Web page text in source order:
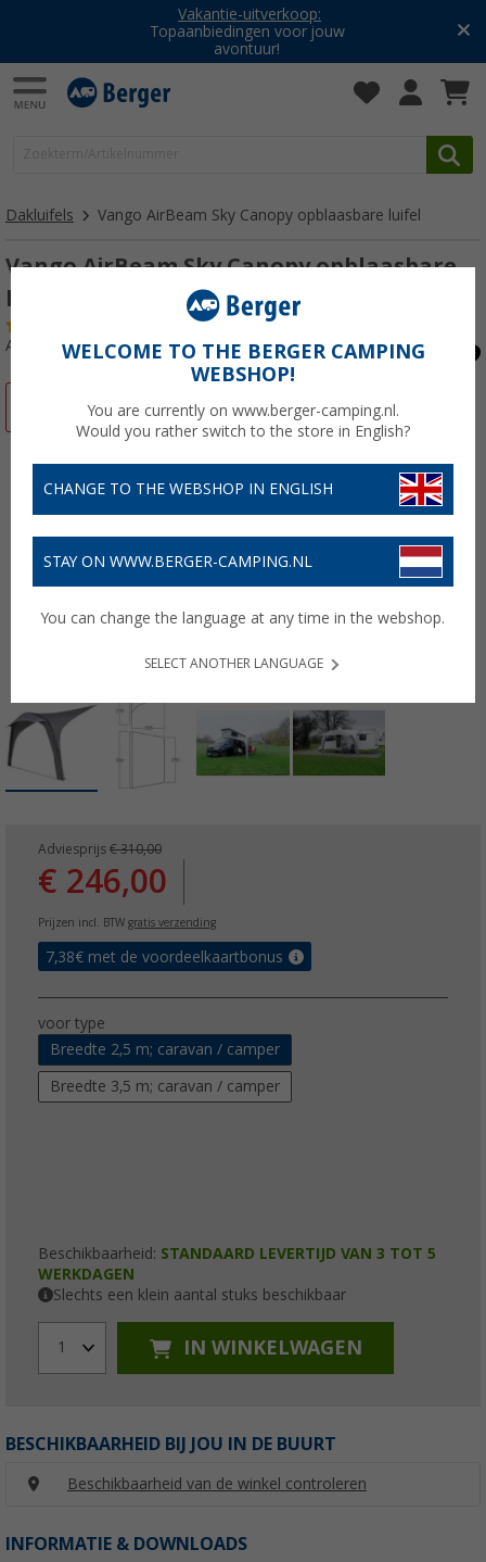
Vakantie-uitverkoop:
Topaanbiedingen voor jouw
avontuur!
Dakluifels Vango AirBeam Sky Canopy opblaasbare luifel
Vango AirBeam Sky Canopy opblaasbare
luifel 2,5 m
Artikelnr: 289480
Adviesprijs € 310,00
€ 246,00
Prijzen incl. BTW gratis verzending
7,38€ met de voordeelkaartbonus
voor type
Breedte 2,5 m; caravan / camper
Breedte 3,5 m; caravan / camper
Beschikbaarheid: STANDAARD LEVERTIJD VAN 3 TOT 5
WERKDAGEN
Slechts een klein aantal stuks beschikbaar
1 IN WINKELWAGEN
BESCHIKBAARHEID BIJ JOU IN DE BUURT
Beschikbaarheid van de winkel controleren
INFORMATIE & DOWNLOADS
WELCOME TO THE BERGER CAMPING
WEBSHOP!
You are currently on www.berger-camping.nl.
Would you rather switch to the store in English?
CHANGE TO THE WEBSHOP IN ENGLISH
STAY ON WWW.BERGER-CAMPING.NL
You can change the language at any time in the webshop.
SELECT ANOTHER LANGUAGE